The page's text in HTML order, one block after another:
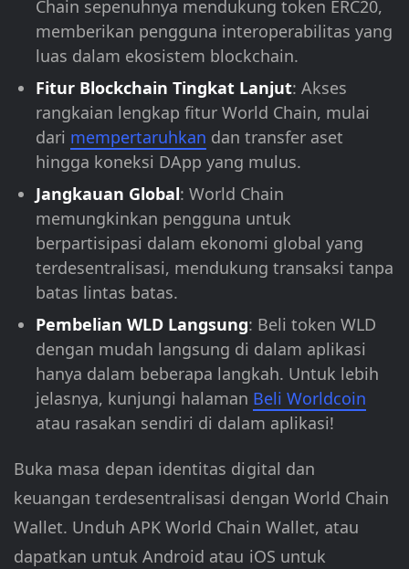
Chain sepenuhnya mendukung token ERC20,
memberikan pengguna interoperabilitas yang
luas dalam ekosistem blockchain.
Fitur Blockchain Tingkat Lanjut: Akses
rangkaian lengkap fitur World Chain, mulai
dari mempertaruhkan dan transfer aset
hingga koneksi DApp yang mulus.
Jangkauan Global: World Chain
memungkinkan pengguna untuk
berpartisipasi dalam ekonomi global yang
terdesentralisasi, mendukung transaksi tanpa
batas lintas batas.
Pembelian WLD Langsung: Beli token WLD
dengan mudah langsung di dalam aplikasi
hanya dalam beberapa langkah. Untuk lebih
jelasnya, kunjungi halaman Beli Worldcoin
atau rasakan sendiri di dalam aplikasi!
Buka masa depan identitas digital dan
keuangan terdesentralisasi dengan World Chain
Wallet. Unduh APK World Chain Wallet, atau
dapatkan untuk Android atau iOS untuk